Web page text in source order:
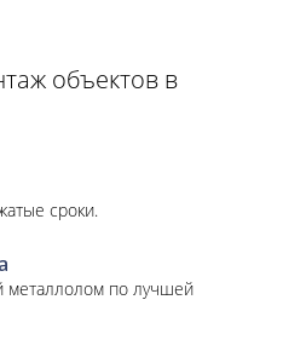
объектов в
сроки.
металлолом по лучшей